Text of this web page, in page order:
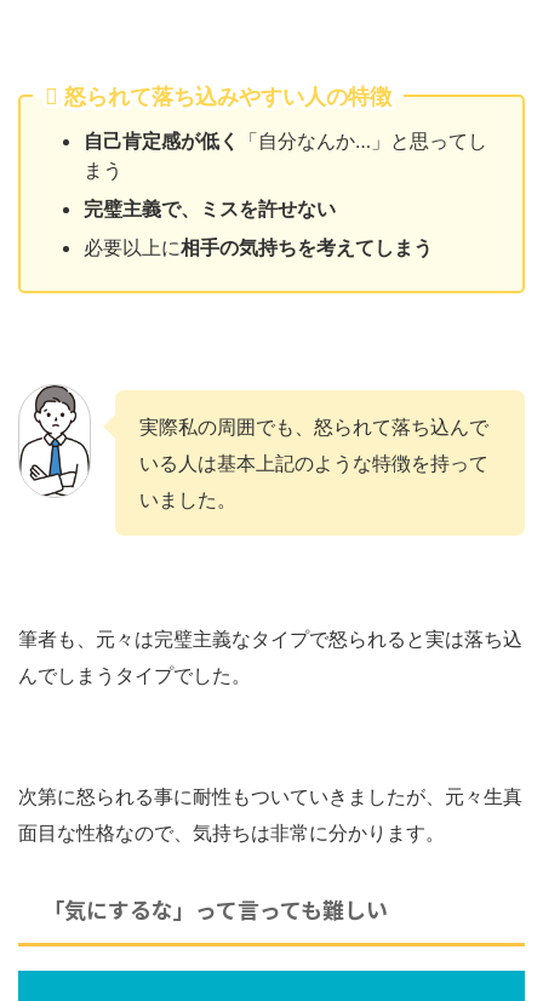
怒られて落ち込みやすい人の特徴
自己肯定感が低く
「自分なんか…」と思ってし
まう
完璧主義で、ミスを許せない
必要以上に相手の気持ちを考えてしまう
実際私の周囲でも、怒られて落ち込んで
いる人は基本上記のような特徴を持って
いました。
筆者も、元々は完璧主義なタイプで怒られると実は落ち込
んでしまうタイプでした。
次第に怒られる事に耐性もついていきましたが、元々生真
面目な性格なので、気持ちは非常に分かります。
「気にするな」って言っても難しい